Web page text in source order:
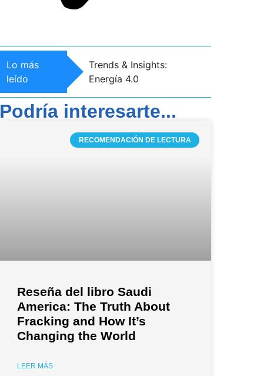
Lo más
leído
Trends & Insights:
Energía 4.0
Podría interesarte...
RECOMENDACIÓN DE LECTURA
Reseña del libro Saudi
America: The Truth About
Fracking and How It’s
Changing the World
LEER MÁS